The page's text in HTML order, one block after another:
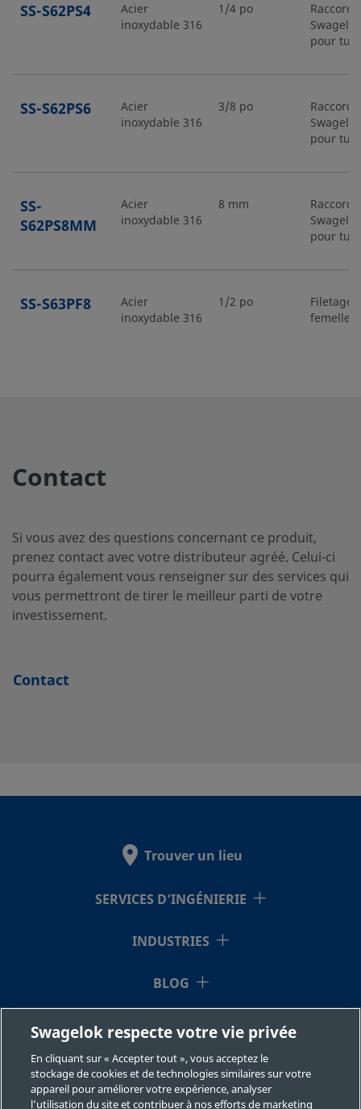
SS-S62PS4
Acier
inoxydable 316
1/4 po
Raccord
pour
SS-S62PS6
Acier
inoxydable 316
3/8 po
Raccord
pour
SS-
S62PS8MM
Acier
inoxydable 316
8 mm
Raccord
pour
SS-S63PF8
Acier
inoxydable 316
1/2 po
Filetage
femelle
SS-
SS-S63PS8
Acier
inoxydable 316
1/2 po
Raccord
SS-S65PF16
Contact
Si vous avez des questions concernant ce produit,
prenez contact avec votre distributeur agréé. Celui-ci
pourra également vous renseigner sur des services qui
vous permettront de tirer le meilleur parti de votre
investissement.
Contact
Trouver un lieu
SERVICES D’INGÉNIERIE
INDUSTRIES
BLOG
RESSOURCES
À NOTRE SUJET
Swagelok respecte votre vie privée
En cliquant sur « Accepter tout », vous acceptez le
stockage de cookies et de technologies similaires sur votre
appareil pour améliorer votre expérience, analyser
l’utilisation du site et contribuer à nos efforts de marketing